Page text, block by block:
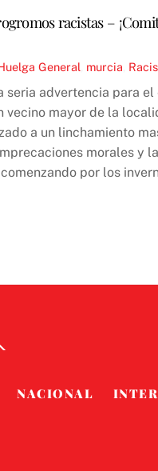
racistas –
General murcia
seria advertencia para
vecino mayor de la
a un linchamiento
morales y
por los
To
NACIONAL